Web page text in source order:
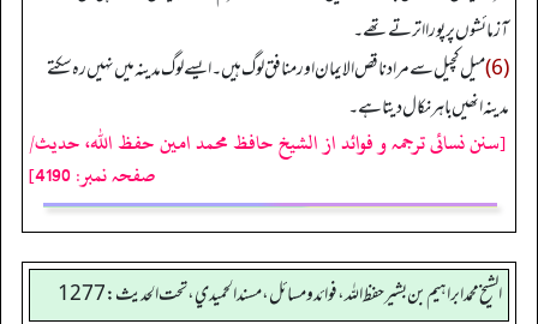
آزمائشوں پرپورا اترتے تھے۔
(6) میل کچیل سے مراد ناقص الایمان اور منافق لوگ ہیں۔ ایسے لوگ مدینہ میں نہیں رہ سکتے
مدینہ انھیں باہر نکال دیتا ہے۔
[سنن نسائی ترجمہ و فوائد از الشیخ حافظ محمد امین حفظ اللہ، حدیث/
صفحہ نمبر: 4190]
الشيخ محمد ابراهيم بن بشير حفظ الله، فوائد و مسائل، مسند الحميدي، تحت الحديث:1277